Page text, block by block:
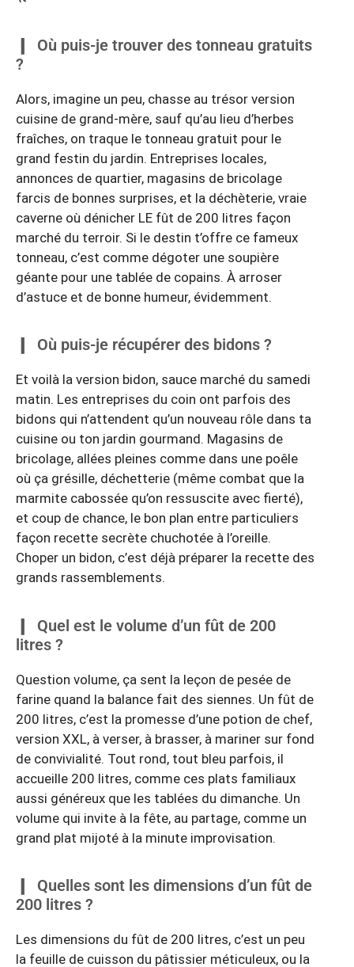
Où puis-je trouver des tonneau gratuits
?
Alors, imagine un peu, chasse au trésor version
cuisine de grand-mère, sauf qu’au lieu d’herbes
fraîches, on traque le tonneau gratuit pour le
grand festin du jardin. Entreprises locales,
annonces de quartier, magasins de bricolage
farcis de bonnes surprises, et la déchèterie, vraie
caverne où dénicher LE fût de 200 litres façon
marché du terroir. Si le destin t’offre ce fameux
tonneau, c’est comme dégoter une soupière
géante pour une tablée de copains. À arroser
d’astuce et de bonne humeur, évidemment.
Où puis-je récupérer des bidons ?
Et voilà la version bidon, sauce marché du samedi
matin. Les entreprises du coin ont parfois des
bidons qui n’attendent qu’un nouveau rôle dans ta
cuisine ou ton jardin gourmand. Magasins de
bricolage, allées pleines comme dans une poêle
où ça grésille, déchetterie (même combat que la
marmite cabossée qu’on ressuscite avec fierté),
et coup de chance, le bon plan entre particuliers
façon recette secrète chuchotée à l’oreille.
Choper un bidon, c’est déjà préparer la recette des
grands rassemblements.
Quel est le volume d’un fût de 200
litres ?
Question volume, ça sent la leçon de pesée de
farine quand la balance fait des siennes. Un fût de
200 litres, c’est la promesse d’une potion de chef,
version XXL, à verser, à brasser, à mariner sur fond
de convivialité. Tout rond, tout bleu parfois, il
accueille 200 litres, comme ces plats familiaux
aussi généreux que les tablées du dimanche. Un
volume qui invite à la fête, au partage, comme un
grand plat mijoté à la minute improvisation.
Quelles sont les dimensions d’un fût de
200 litres ?
Les dimensions du fût de 200 litres, c’est un peu
la feuille de cuisson du pâtissier méticuleux, ou la